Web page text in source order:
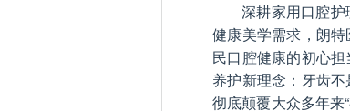
深耕家用口腔
健康美学需求，朗
民口腔健康的初心
养护新理念：牙齿
彻底颠覆大众多年来